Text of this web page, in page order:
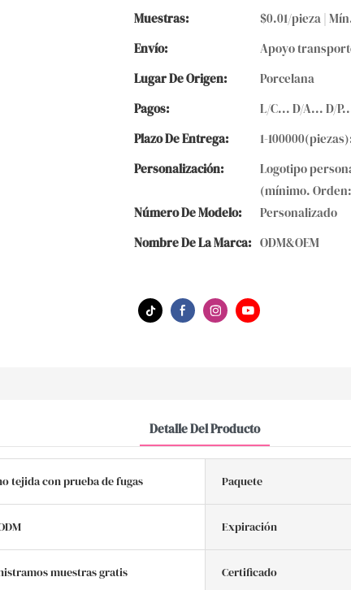
Muestras:
$0.01/pieza |
Envío:
Apoyo
Lugar De Origen:
Porcelana
Pagos:
L/C... D/A... D/
Plazo De Entrega:
1-
Personalización:
Logotipo
(mínimo.
Número De Modelo:
Personalizado
Nombre De La Marca: ODM&OEM
Detalle Del Producto
tejida con prueba de fugas Paquete
Expiración
muestras gratis Certificado